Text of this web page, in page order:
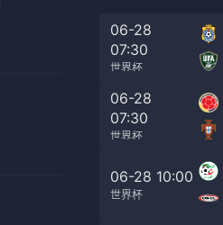
06-28
07:30
世界杯
06-28
07:30
世界杯
06-28 10:00
世界杯